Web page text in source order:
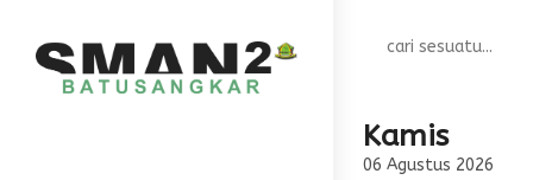
Kamis
06 Agustus 2026